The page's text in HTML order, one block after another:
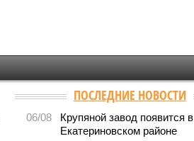
ПОСЛЕДНИЕ НОВОСТИ
06/08
Крупяной завод появится в
Екатериновском районе